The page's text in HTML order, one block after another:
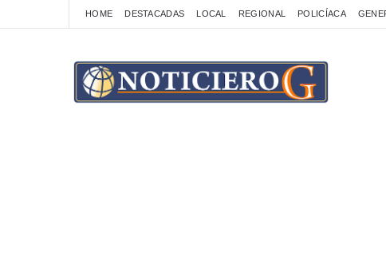
HOME DESTACADAS LOCAL REGIONAL POLICÍACA